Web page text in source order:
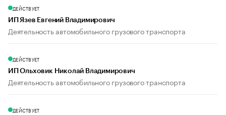
ДЕЙСТВУЕТ
ИП Язев Евгений Владимирович
Деятельность автомобильного грузового транспорта
ДЕЙСТВУЕТ
ИП Ольховик Николай Владимирович
Деятельность автомобильного грузового транспорта
ДЕЙСТВУЕТ